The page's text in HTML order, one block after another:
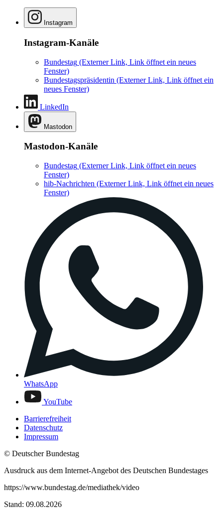
Instagram
Instagram-Kanäle
Bundestag (Externer Link, Link öffnet ein neues
Fenster)
Bundestagspräsidentin (Externer Link, Link öffnet ein
neues Fenster)
LinkedIn
Mastodon
Mastodon-Kanäle
Bundestag (Externer Link, Link öffnet ein neues
Fenster)
hib-Nachrichten (Externer Link, Link öffnet ein neues
Fenster)
WhatsApp
YouTube
Barrierefreiheit
Datenschutz
Impressum
© Deutscher Bundestag
Ausdruck aus dem Internet-Angebot des Deutschen Bundestages
https://www.bundestag.de/mediathek/video
Stand: 09.08.2026